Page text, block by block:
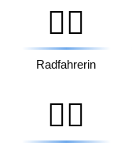
🚴‍♀️
Radfahrerin
🚵‍♀️